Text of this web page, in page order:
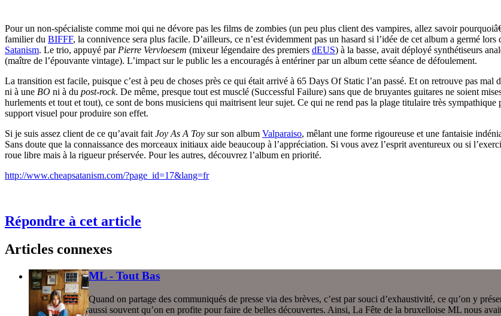
Pour un non-spécialiste comme moi qui ne dévore pas les films de zombies (un peu plus client des vampires, allez savoir
familier du BIFFF, la connivence sera plus facile. D’ailleurs, ce n’est évidemment pas un hasard si l’idée de cet album a germé
Satanism. Le trio, appuyé par Pierre Vervloesem (mixeur légendaire des premiers dEUS) à la basse, avait déployé synthétiseurs
(maître de l’épouvante vintage). L’impact sur le public les a encouragés à entériner par un album cette séance de défoulement.
La transition est facile, puisque c’est à peu de choses près ce qui était arrivé à 65 Days Of Static l’an passé. Et on retrouve pas
ni à une BO ni à du post-rock. De même, presque tout est musclé (Successful Failure) sans que de bruyantes guitares ne soient
hurlements et tout et tout), ce sont de bons musiciens qui maitrisent leur sujet. Ce qui ne rend pas la plage titulaire très
support visuel pour produire son effet.
Si je suis assez client de ce qu’avait fait Joy As A Toy sur son album Valparaiso, mêlant une forme rigoureuse et une fantaisie
Sans doute que la connaissance des morceaux initiaux aide beaucoup à l’appréciation. Si vous avez l’esprit aventureux ou si
roue libre mais à la rigueur préservée. Pour les autres, découvrez l’album en priorité.
http://www.cheapsatanism.com/?page_id=17&lang=fr
Répondre à cet article
Articles connexes
ML - Tout Bas
Quand on partage des communiqués de presse via des brèves, c’est par souci d’exhaustivité, ce qu’on y
aussi souvent qu’on en profite pour faire de belles découvertes. Ainsi, La Fête de la bruxelloise ML nous